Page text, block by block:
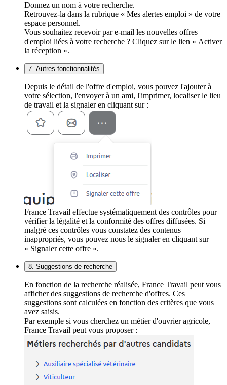
Donnez un nom à votre recherche.
Retrouvez-la dans la rubrique « Mes alertes emploi » de votre
espace personnel.
Vous souhaitez recevoir par e-mail les nouvelles offres
d'emploi liées à votre recherche ? Cliquez sur le lien « Activer
la réception ».
7. Autres fonctionnalités
Depuis le détail de l'offre d'emploi, vous pouvez l'ajouter à
votre sélection, l'envoyer à un ami, l'imprimer, localiser le lieu
de travail et la signaler en cliquant sur :
France Travail effectue systématiquement des contrôles pour
vérifier la légalité et la conformité des offres diffusées. Si
malgré ces contrôles vous constatez des contenus
inappropriés, vous pouvez nous le signaler en cliquant sur
« Signaler cette offre ».
8. Suggestions de recherche
En fonction de la recherche réalisée, France Travail peut vous
afficher des suggestions de recherche d'offres. Ces
suggestions sont calculées en fonction des critères que vous
avez saisis.
Par exemple si vous cherchez un métier d'ouvrier agricole,
France Travail peut vous proposer :